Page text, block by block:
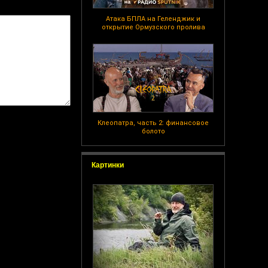
Атака БПЛА на Геленджик и
открытие Ормузского пролива
Клеопатра, часть 2: финансовое
болото
Картинки